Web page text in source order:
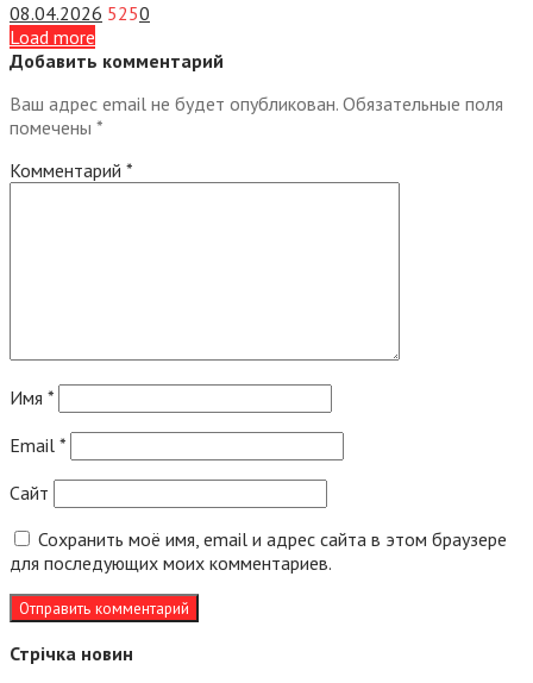
08.04.2026 5250
Load more
Добавить комментарий
Ваш адрес email не будет опубликован. Обязательные поля
помечены *
Комментарий *
Имя *
Email *
Сайт
Сохранить моё имя, email и адрес сайта в этом браузере
для последующих моих комментариев.
Стрічка новин